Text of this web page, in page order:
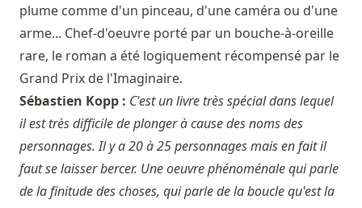
plume comme d'un pinceau, d'une caméra ou d'une
arme... Chef-d'oeuvre porté par un bouche-à-oreille
rare, le roman a été logiquement récompensé par le
Grand Prix de l'Imaginaire.
Sébastien Kopp : C'est un livre très spécial dans lequel
il est très difficile de plonger à cause des noms des
personnages. Il y a 20 à 25 personnages mais en fait il
faut se laisser bercer. Une oeuvre phénoménale qui parle
de la finitude des choses, qui parle de la boucle qu'est la